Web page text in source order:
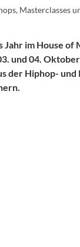
Masterclasses
im House
und 04.
der Hiphop-